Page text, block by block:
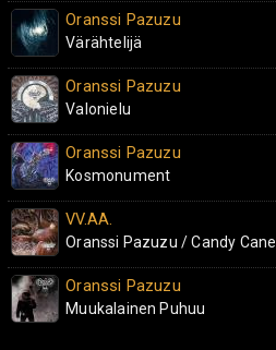
Oranssi Pazuzu
Värähtelijä
Oranssi Pazuzu
Valonielu
Oranssi Pazuzu
Kosmonument
VV.AA.
Oranssi Pazuzu / Candy Cane
Oranssi Pazuzu
Muukalainen Puhuu